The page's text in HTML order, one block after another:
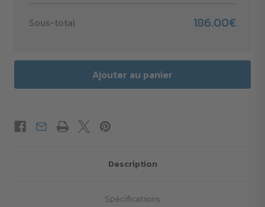
Sous-total 186.00€
Description
Spécifications